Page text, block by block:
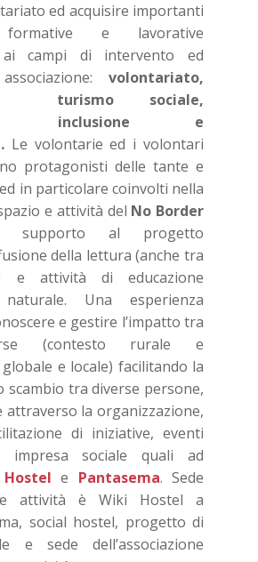
ed acquisire importanti
formative e lavorative
ai campi di intervento ed
volontariato,
turismo sociale,
inclusione e
Le volontarie ed i volontari
protagonisti delle tante e
in particolare coinvolti nella
e attività del No Border
supporto al progetto
della lettura (anche tra
e attività di educazione
naturale. Una esperienza
e gestire l’impatto tra
(contesto rurale e
e locale) facilitando la
scambio tra diverse persone,
attraverso la organizzazione,
di iniziative, eventi
sociale quali ad
e Pantasema. Sede
attività è Wiki Hostel a
social hostel, progetto di
e sede dell’associazione